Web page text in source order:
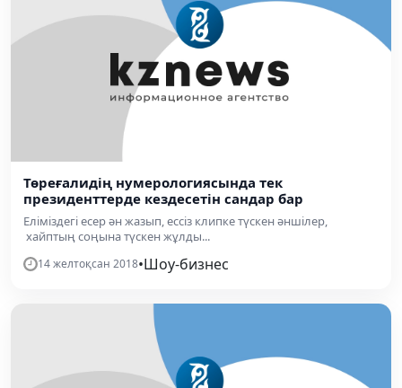
Төреғалидің нумерологиясында тек
президенттерде кездесетін сандар бар
Еліміздегі есер ән жазып, ессіз клипке түскен әншілер,
хайптың соңына түскен жұлды...
14 желтоқсан 2018•Шоу-бизнес